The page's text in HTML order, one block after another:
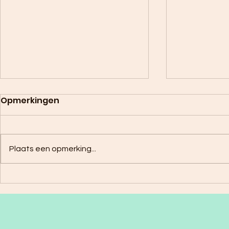
Opmerkingen
Plaats een opmerking...